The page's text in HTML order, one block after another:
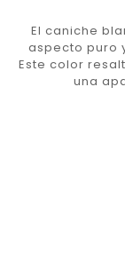
El caniche
aspecto puro
Este color
una